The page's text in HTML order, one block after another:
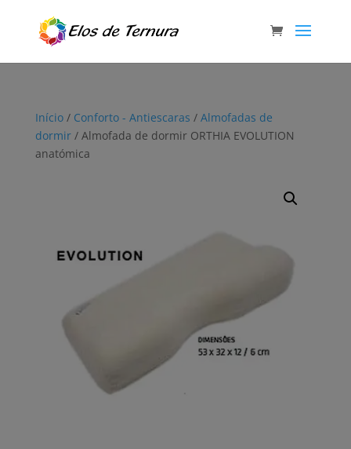
Início/ Conforto - Antiescaras / Almofadas de
dormir/ Almofada de dormir ORTHIA EVOLUTION
anatómica